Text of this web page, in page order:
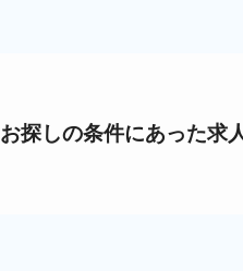
お探しの条件にあった求